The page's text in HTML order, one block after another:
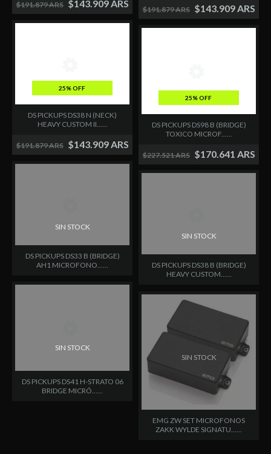
$191.879 ARS $143.909 ARS
$191.879 ARS $143.909 ARS
25% OFF
DS PICKUPS DS38 N (NECK)
HEAVY CUSTOM II......
$191.879 ARS $143.909 ARS
25% OFF
DS PICKUPS DS98 B (BRIDGE)
TOXICO MICROF......
$227.521 ARS $170.641 ARS
SIN STOCK
DS PICKUPS DS33 B (BRIDGE)
AH1 MICROFONO......
SIN STOCK
DS PICKUPS DS38 B (BRIDGE)
HEAVY CUSTOM......
SIN STOCK
DS PICKUPS DS41 H-STRATO 06
BRIDGE MICRÓ......
SIN STOCK
EMG ZW SET MICROFONOS
ZAKK WYLDE SIGNATU......